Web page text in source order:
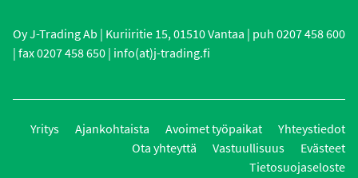
Oy J-Trading Ab | Kuriiritie 15, 01510 Vantaa | puh 0207 458 600
| fax 0207 458 650 | info(at)j-trading.fi
Yritys Ajankohtaista Avoimet työpaikat
Yhteystiedot
Ota yhteyttä
Vastuullisuus
Evästeet
Tietosuojaseloste